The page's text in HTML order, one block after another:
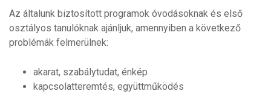
Az általunk biztosított programok óvodásoknak és első
osztályos tanulóknak ajánljuk, amennyiben a következő
problémák felmerülnek:
akarat, szabálytudat, énkép
kapcsolatteremtés, együttműködés